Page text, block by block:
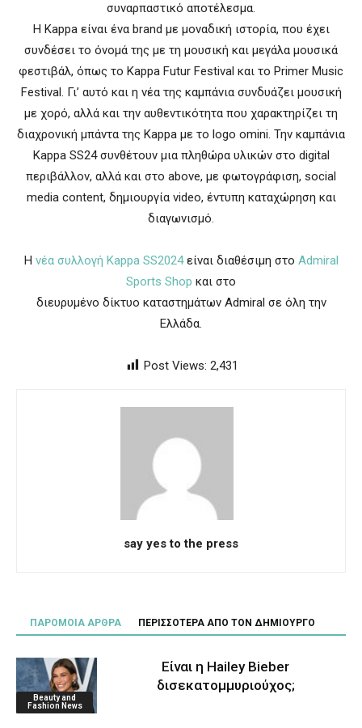
συναρπαστικό αποτέλεσμα.
Η Kappa είναι ένα brand με μοναδική ιστορία, που έχει
συνδέσει το όνομά της με τη μουσική και μεγάλα μουσικά
φεστιβάλ, όπως το Kappa Futur Festival και το Primer Music
Festival. Γι’ αυτό και η νέα της καμπάνια συνδυάζει μουσική
με χορό, αλλά και την αυθεντικότητα που χαρακτηρίζει τη
διαχρονική μπάντα της Kappa με το logo omini. Την καμπάνια
Kappa SS24 συνθέτουν μια πληθώρα υλικών στο digital
περιβάλλον, αλλά και στο above, με φωτογράφιση, social
media content, δημιουργία video, έντυπη καταχώρηση και
διαγωνισμό.
H νέα συλλογή Kappa SS2024είναι διαθέσιμη στο Admiral
Sports Shop και στο
διευρυμένο δίκτυο καταστημάτων Admiral σε όλη την
Ελλάδα.
Post Views: 2,431
say yes to the press
ΠΑΡΟΜΟΙΑ ΑΡΘΡΑ ΠΕΡΙΣΣΟΤΕΡΑ ΑΠΟ ΤΟΝ ΔΗΜΙΟΥΡΓΟ
Beauty and
Fashion News
Είναι η Hailey Bieber
δισεκατομμυριούχος;